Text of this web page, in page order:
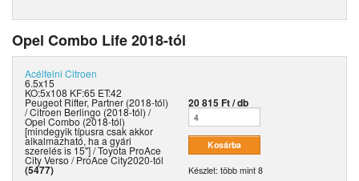
Opel Combo Life 2018-tól
Acélfelni Citroen
6.5x15
KO:5x108 KF:65 ET:42
Peugeot Rifter, Partner (2018-tól)
/ Citroen Berlingo (2018-tól) /
Opel Combo (2018-tól)
[mindegyik típusra csak akkor
alkalmazható, ha a gyári
szerelés is 15"] / Toyota ProAce
City Verso / ProAce City2020-tól
(5477)
20 815 Ft / db
Készlet: több mint 8